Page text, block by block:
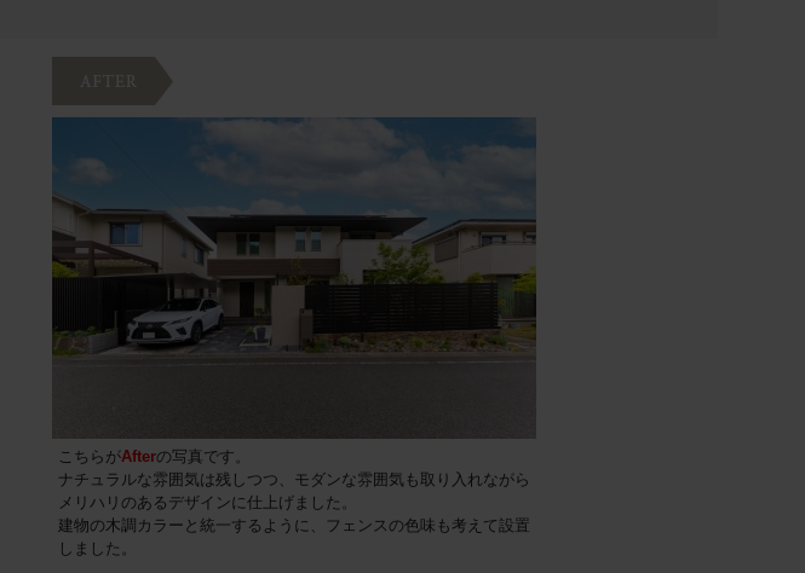
こちらがAfterの写真です。
ナチュラルな雰囲気は残しつつ、モダンな雰囲気も取り入れながら
メリハリのあるデザインに仕上げました。
建物の木調カラーと統一するように、フェンスの色味も考えて設置
しました。